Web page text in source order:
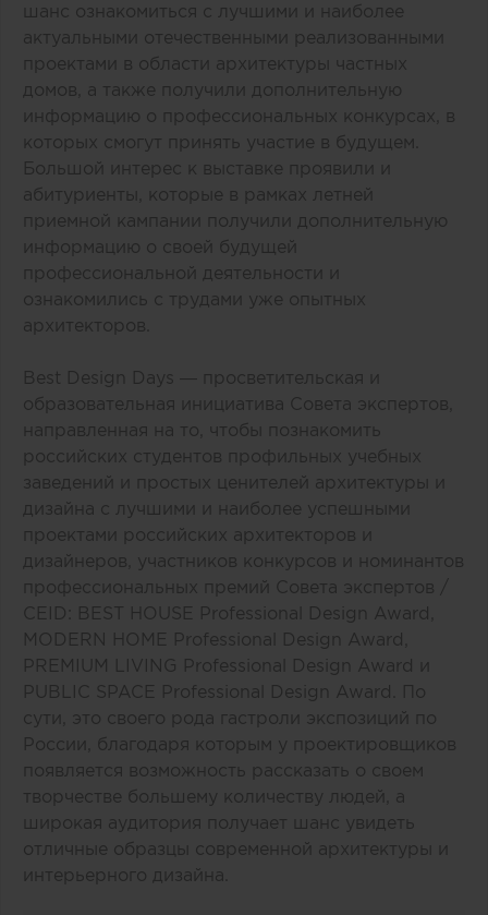
шанс ознакомиться с лучшими и наиболее
актуальными отечественными реализованными
проектами в области архитектуры частных
домов, а также получили дополнительную
информацию о профессиональных конкурсах, в
которых смогут принять участие в будущем.
Большой интерес к выставке проявили и
абитуриенты, которые в рамках летней
приемной кампании получили дополнительную
информацию о своей будущей
профессиональной деятельности и
ознакомились с трудами уже опытных
архитекторов.
Best Design Days — просветительская и
образовательная инициатива Совета экспертов,
направленная на то, чтобы познакомить
российских студентов профильных учебных
заведений и простых ценителей архитектуры и
дизайна с лучшими и наиболее успешными
проектами российских архитекторов и
дизайнеров, участников конкурсов и номинантов
профессиональных премий Совета экспертов /
CEID:
BEST HOUSE Professional Design Award
MODERN HOME Professional Design Award
PREMIUM LIVING Professional Design Award и
PUBLIC SPACE Professional Design Award
. По
сути, это своего рода гастроли экспозиций по
России, благодаря которым у проектировщиков
появляется возможность рассказать о своем
творчестве большему количеству людей, а
широкая аудитория получает шанс увидеть
отличные образцы современной архитектуры и
интерьерного дизайна.